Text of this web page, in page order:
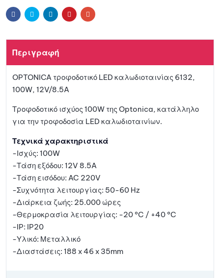
αγαπη
μένων
FacebookTwitter LinkedinPinterestEmail
Περιγραφή
OPTONICA τροφοδοτικό LED καλωδιοταινίας 6132,
100W, 12V/8.5A
Τροφοδοτικό ισχύος 100W της Optonica, κατάλληλο
για την τροφοδοσία LED καλωδιοταινίων.
Τεχνικά χαρακτηριστικά
-Ισχύς: 100W
-Τάση εξόδου: 12V 8.5A
-Τάση εισόδου: AC 220V
-Συχνότητα λειτουργίας: 50-60 Hz
-Διάρκεια ζωής: 25.000 ώρες
-Θερμοκρασία λειτουργίας: -20 °C / +40 °C
-IP: IP20
-Υλικό: Μεταλλικό
-Διαστάσεις: 188 x 46 x 35mm